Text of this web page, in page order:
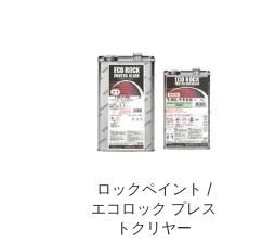
ロックペイント /
エコロック プレス
トクリヤー